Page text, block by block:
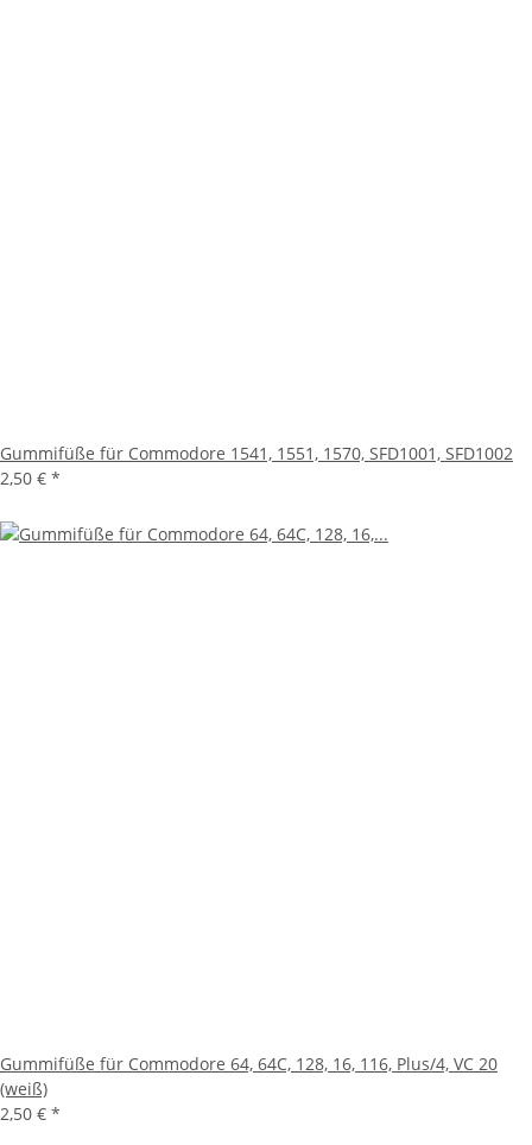
Gummifüße für Commodore 1541, 1551, 1570, SFD1001, SFD1002
2,50 € *
Gummifüße für Commodore 64, 64C, 128, 16, 116, Plus/4, VC 20
(weiß)
2,50 € *